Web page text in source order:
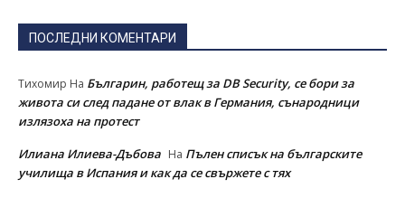
ПОСЛЕДНИ КОМЕНТАРИ
Тихомир На Българин, работещ за DB Security, се бори за
живота си след падане от влак в Германия, сънародници
излязоха на протест
Илиана Илиева-Дъбова На Пълен списък на българските
училища в Испания и как да се свържете с тях